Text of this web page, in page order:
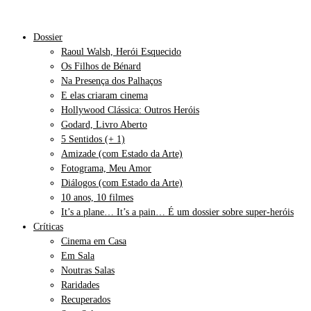
Dossier
Raoul Walsh, Herói Esquecido
Os Filhos de Bénard
Na Presença dos Palhaços
E elas criaram cinema
Hollywood Clássica: Outros Heróis
Godard, Livro Aberto
5 Sentidos (+ 1)
Amizade (com Estado da Arte)
Fotograma, Meu Amor
Diálogos (com Estado da Arte)
10 anos, 10 filmes
It’s a plane… It’s a pain… É um dossier sobre super-heróis
Críticas
Cinema em Casa
Em Sala
Noutras Salas
Raridades
Recuperados